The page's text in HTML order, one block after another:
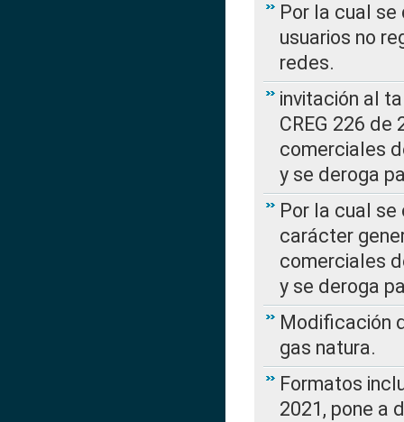
Por la cual
usuarios no
redes.
invitación al
CREG 226
comerciales
y se deroga
Por la cual
carácter
comerciales
y se deroga
Modificación
gas natura.
Formatos
2021, pone a